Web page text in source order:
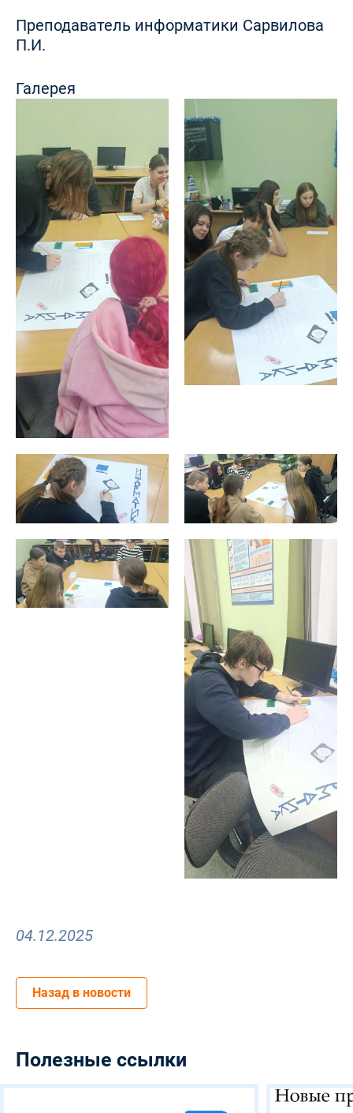
Преподаватель информатики Сарвилова
П.И.
Галерея
04.12.2025
Назад в новости
Полезные ссылки